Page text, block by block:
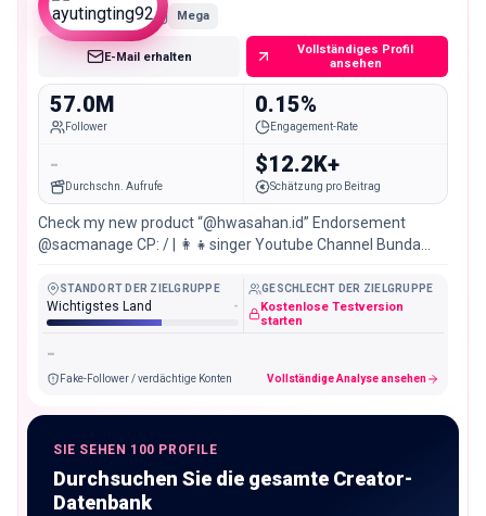
Mega
E-Mail erhalten
Vollständiges Profil
ansehen
57.0M
Follower
0.15%
Engagement-Rate
-
Durchschn. Aufrufe
$12.2K+
Schätzung pro Beitrag
Check my new product “@hwasahan.id” Endorsement
@sacmanage CP: / | 👩‍👧singer Youtube Channel Bunda
STANDORT DER ZIELGRUPPE
Wichtigstes Land -
GESCHLECHT DER ZIELGRUPPE
Kostenlose Testversion
starten
-
Fake-Follower / verdächtige Konten Vollständige Analyse ansehen
SIE SEHEN 100 PROFILE
Durchsuchen Sie die gesamte Creator-
Datenbank